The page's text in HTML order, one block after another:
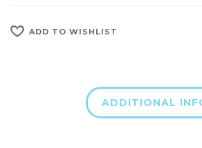
ADD TO WISHLIST
ADDITIONAL